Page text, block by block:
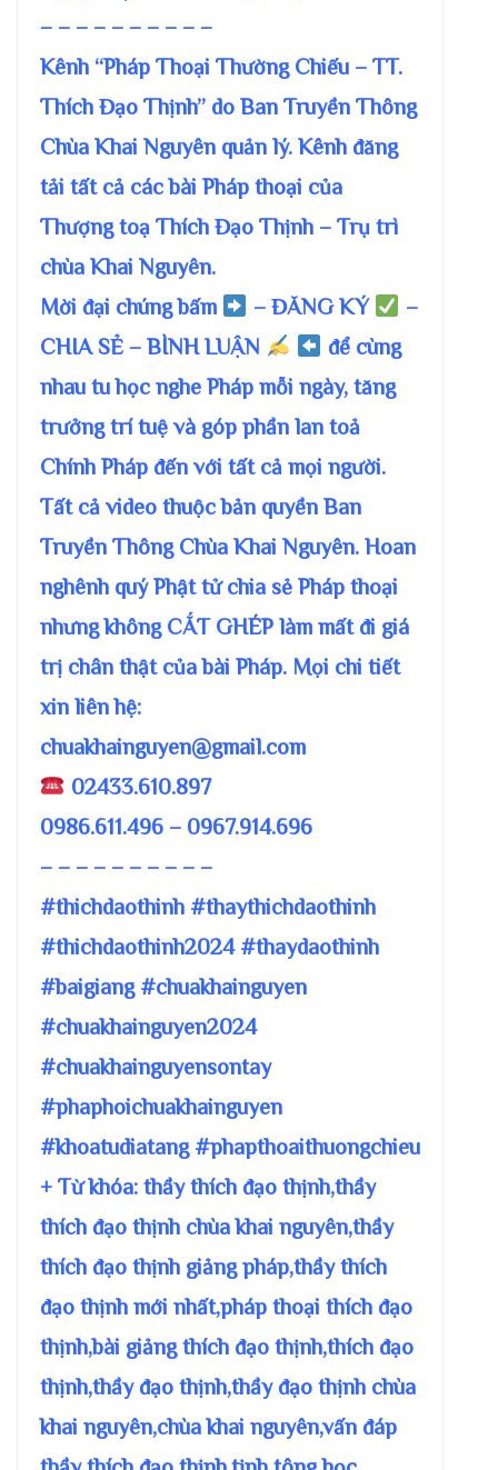
– – – – – – – – – –
Kênh “Pháp Thoại Thường Chiếu – TT.
Thích Đạo Thịnh” do Ban Truyền Thông
Chùa Khai Nguyên quản lý. Kênh đăng
tải tất cả các bài Pháp thoại của
Thượng toạ Thích Đạo Thịnh – Trụ trì
chùa Khai Nguyên.
Mời đại chúng bấm
– ĐĂNG KÝ
–
CHIA SẺ – BÌNH LUẬN
để cùng
nhau tu học nghe Pháp mỗi ngày, tăng
trưởng trí tuệ và góp phần lan toả
Chính Pháp đến với tất cả mọi người.
Tất cả video thuộc bản quyền Ban
Truyền Thông Chùa Khai Nguyên. Hoan
nghênh quý Phật tử chia sẻ Pháp thoại
nhưng không CẮT GHÉP làm mất đi giá
trị chân thật của bài Pháp. Mọi chi tiết
xin liên hệ:
chuakhainguyen@gmail.com
02433.610.897
0986.611.496 – 0967.914.696
– – – – – – – – – –
#thichdaothinh #thaythichdaothinh
#thichdaothinh2024 #thaydaothinh
#baigiang #chuakhainguyen
#chuakhainguyen2024
#chuakhainguyensontay
#phaphoichuakhainguyen
#khoatudiatang #phapthoaithuongchieu
+ Từ khóa: thầy thích đạo thịnh,thầy
thích đạo thịnh chùa khai nguyên,thầy
thích đạo thịnh giảng pháp,thầy thích
đạo thịnh mới nhất,pháp thoại thích đạo
thịnh,bài giảng thích đạo thịnh,thích đạo
thịnh,thầy đạo thịnh,thầy đạo thịnh chùa
khai nguyên,chùa khai nguyên,vấn đáp